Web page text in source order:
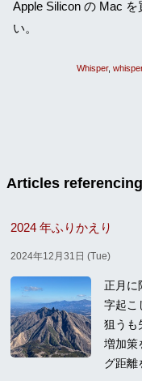
Apple Silicon の Mac
い。
Whisper
Articles
2024 年ふりかえり
2024年12月31日 (Tue)
正月に
字起こ
狙うも
増加策
グ距離